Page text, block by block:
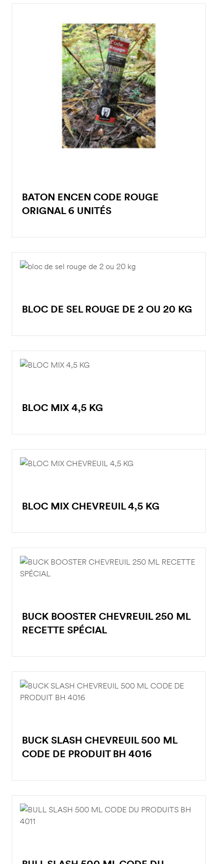
BATON ENCEN CODE ROUGE
ORIGNAL 6 UNITÉS
BLOC DE SEL ROUGE DE 2 OU 20 KG
BLOC MIX 4,5 KG
BLOC MIX CHEVREUIL 4,5 KG
BUCK BOOSTER CHEVREUIL 250 ML
RECETTE SPÉCIAL
BUCK SLASH CHEVREUIL 500 ML
CODE DE PRODUIT BH 4016